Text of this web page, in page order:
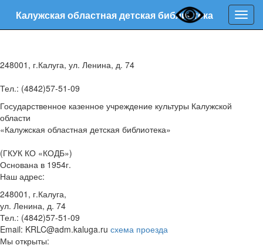
Калужская областная детская библиотека
248001, г.Калуга, ул. Ленина, д. 74
Тел.: (4842)57-51-09
Государственное казенное учреждение культуры Калужской
области
«Калужская областная детская библиотека»
(ГКУК КО «КОДБ»)
Основана в 1954г.
Наш адрес:
248001, г.Калуга,
ул. Ленина, д. 74
Тел.: (4842)57-51-09
Email: KRLC@adm.kaluga.ru схема проезда
Мы открыты: